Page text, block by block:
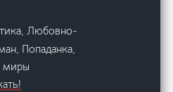
Любовно-
Попаданка,
миры